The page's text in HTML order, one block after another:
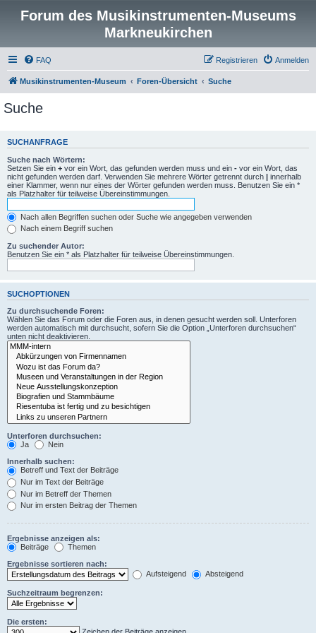
Forum des Musikinstrumenten-Museums
Markneukirchen
FAQ Anmelden
Registrieren
Musikinstrumenten-Museum Foren-Übersicht Suche
Suche
SUCHANFRAGE
Suche nach Wörtern:
Setzen Sie ein + vor ein Wort, das gefunden werden muss und ein - vor ein Wort, das
nicht gefunden werden darf. Verwenden Sie mehrere Wörter getrennt durch | innerhalb
einer Klammer, wenn nur eines der Wörter gefunden werden muss. Benutzen Sie ein *
als Platzhalter für teilweise Übereinstimmungen.
Nach allen Begriffen suchen oder Suche wie angegeben verwenden
Nach einem Begriff suchen
Zu suchender Autor:
Benutzen Sie ein * als Platzhalter für teilweise Übereinstimmungen.
SUCHOPTIONEN
Zu durchsuchende Foren:
Wählen Sie das Forum oder die Foren aus, in denen gesucht werden soll. Unterforen
werden automatisch mit durchsucht, sofern Sie die Option „Unterforen durchsuchen“
unten nicht deaktivieren.
Unterforen durchsuchen:
Ja
Nein
Innerhalb suchen:
Betreff und Text der Beiträge
Nur im Text der Beiträge
Nur im Betreff der Themen
Nur im ersten Beitrag der Themen
Ergebnisse anzeigen als:
Beiträge
Themen
Ergebnisse sortieren nach:
Aufsteigend
Absteigend
Suchzeitraum begrenzen:
Die ersten: